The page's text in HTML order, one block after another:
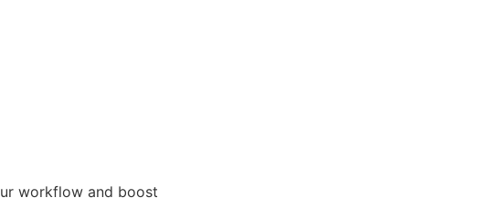
workflow and boost